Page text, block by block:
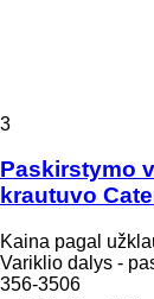
3
Paskirstymo
krautuvo
Kaina pagal
Variklio dalys -
356-3506